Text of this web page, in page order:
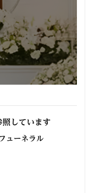
照しています
ューネラル